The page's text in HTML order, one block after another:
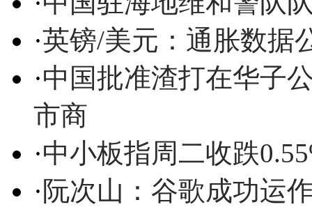
·英镑/美元：通胀数据
·中国批准渣打在华子
市商
·中小板指周二收跌
· 阮次山：谷歌成功运